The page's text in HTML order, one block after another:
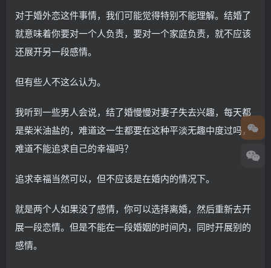
对于婚外恋这件事情，我们可能觉得特别不能理解。结婚了
就意味着你要对一个人负责，要对一个家庭负责，就不应该
还展开另一段感情。
但有些人不这么认为。
我听到一些男人会说，结了婚慢慢对妻子失去兴趣，每天都
是柴米油盐的，难道这一生都要在这种平淡无趣中度过吗，
难道不能追求自己的幸福吗？
追求幸福当然可以，但不应该是在婚内的情况下。
就是两个人如果没了感情，你可以选择离婚，然后重新去开
展一段恋情。但是不能在一段婚姻的时间内，同时开展别的
感情。